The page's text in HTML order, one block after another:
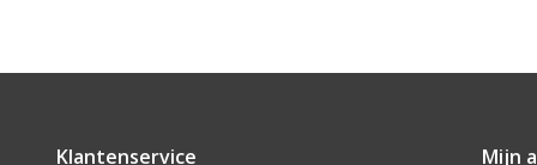
Klantenservice Mijn